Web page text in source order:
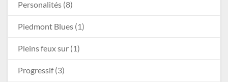
Personalités (8)
Piedmont Blues (1)
Pleins feux sur (1)
Progressif(3)